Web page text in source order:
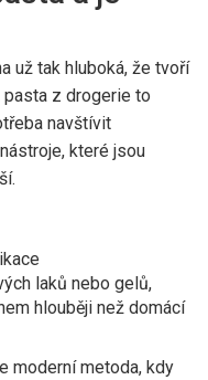
už tak hluboká, že tvoří
pasta z drogerie to
navštívit
které jsou
laků nebo gelů,
hlouběji než domácí
moderní metoda, kdy